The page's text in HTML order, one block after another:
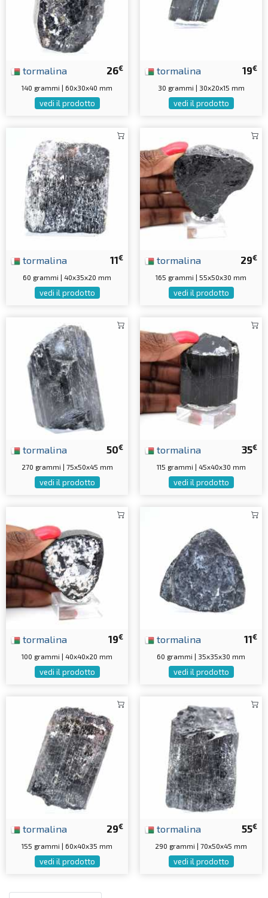
26€
tormalina
140 grammi | 60x30x40 mm
vedi il prodotto
19€
tormalina
30 grammi | 30x20x15 mm
vedi il prodotto
11€
tormalina
60 grammi | 40x35x20 mm
vedi il prodotto
29€
tormalina
165 grammi | 55x50x30 mm
vedi il prodotto
50€
tormalina
270 grammi | 75x50x45 mm
vedi il prodotto
35€
tormalina
115 grammi | 45x40x30 mm
vedi il prodotto
19€
tormalina
100 grammi | 40x40x20 mm
vedi il prodotto
11€
tormalina
60 grammi | 35x35x30 mm
vedi il prodotto
29€
tormalina
155 grammi | 60x40x35 mm
vedi il prodotto
55€
tormalina
290 grammi | 70x50x45 mm
vedi il prodotto